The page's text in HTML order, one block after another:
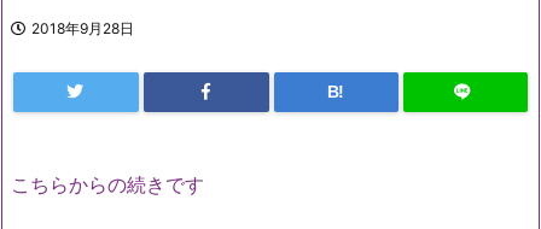
2018年9月28日
B!
こちらからの続きです